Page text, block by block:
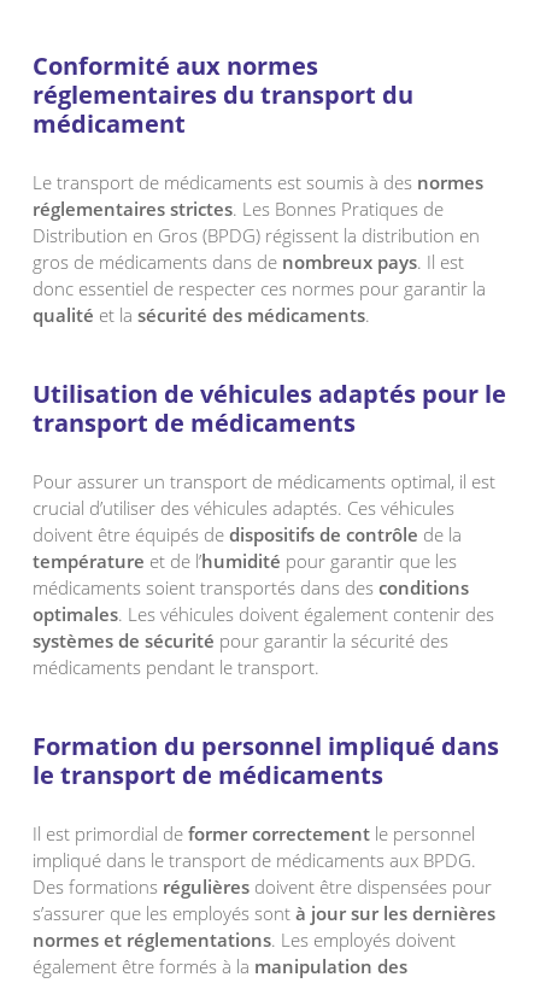
Conformité aux normes
réglementaires du transport du
médicament
Le transport de médicaments est soumis à des normes
réglementaires strictes. Les Bonnes Pratiques de
Distribution en Gros (BPDG) régissent la distribution en
gros de médicaments dans de nombreux pays. Il est
donc essentiel de respecter ces normes pour garantir la
qualité et la sécurité des médicaments.
Utilisation de véhicules adaptés pour le
transport de médicaments
Pour assurer un transport de médicaments optimal, il est
crucial d’utiliser des véhicules adaptés. Ces véhicules
doivent être équipés de dispositifs de contrôle de la
température et de l’humidité pour garantir que les
médicaments soient transportés dans des conditions
optimales. Les véhicules doivent également contenir des
systèmes de sécurité pour garantir la sécurité des
médicaments pendant le transport.
Formation du personnel impliqué dans
le transport de médicaments
Il est primordial de former correctementle personnel
impliqué dans le transport de médicaments aux BPDG.
Des formations régulièresdoivent être dispensées pour
s’assurer que les employés sont à jour sur les dernières
normes et réglementations. Les employés doivent
également être formés à la manipulation des